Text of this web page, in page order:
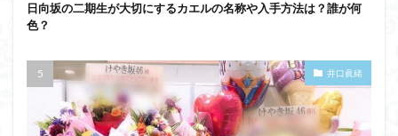
日向坂の二期生が大切にするカエルの名称や入手方法は？誰が何
色？
井口眞緒